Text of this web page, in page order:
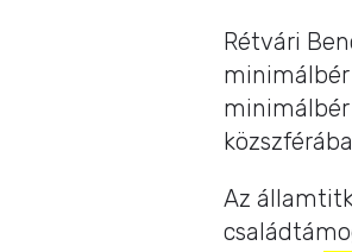
Rétvári
minimálbér
minimálbér
Az